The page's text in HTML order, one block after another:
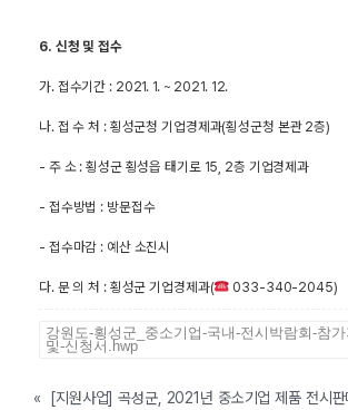
6. 신청 및 접수
가. 접수기간 : 2021. 1. ~ 2021. 12.
나. 접 수 처 : 횡성군청 기업경제과(횡성군청 본관 2층)
- 주 소 : 횡성군 횡성읍 태기로 15, 2층 기업경제과
- 접수방법 : 방문접수
- 접수마감 : 예산 소진시
다. 문 의 처 : 횡성군 기업경제과( 033-340-2045)
강원도-횡성군_중소기업-국내-전시박람회-참
및-신청서.hwp
«